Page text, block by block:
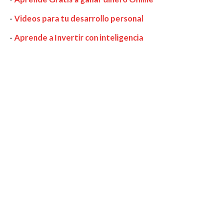
-Videos para tu desarrollo personal
-Aprende a Invertir con inteligencia